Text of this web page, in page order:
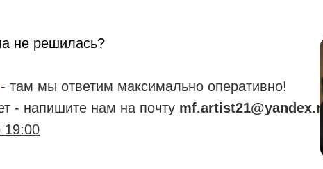
не решилась?
- там мы ответим максимально оперативно!
- напишите нам на почту mf.artist21@yandex.ru
19:00